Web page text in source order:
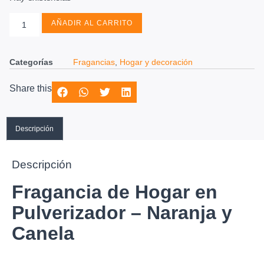
AÑADIR AL CARRITO
Categorías Fragancias Hogar y decoración
Share this
Descripción
Descripción
Fragancia de Hogar en
Pulverizador – Naranja y
Canela